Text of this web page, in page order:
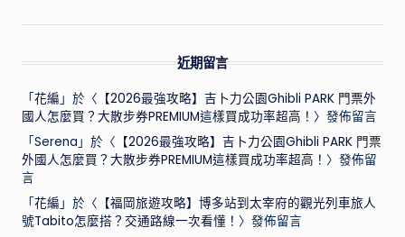
近期留言
「 花編 」於〈 【2026最強攻略】吉卜力公園Ghibli PARK 門票外
國人怎麼買？大散步券PREMIUM這樣買成功率超高！ 〉發佈留言
「 Serena 」於〈 【2026最強攻略】吉卜力公園Ghibli PARK 門票
外國人怎麼買？大散步券PREMIUM這樣買成功率超高！ 〉發佈留
言
「 花編 」於〈 【福岡旅遊攻略】博多站到太宰府的觀光列車旅人
號Tabito怎麼搭？交通路線一次看懂！ 〉發佈留言